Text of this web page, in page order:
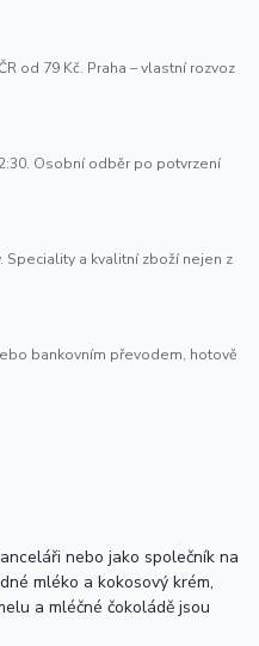
od 79 Kč. Praha – vlastní rozvoz
Osobní odběr po potvrzení
Speciality a kvalitní zboží nejen z
bankovním převodem, hotově
nebo jako společník na
mléko a kokosový krém,
a mléčné čokoládě jsou